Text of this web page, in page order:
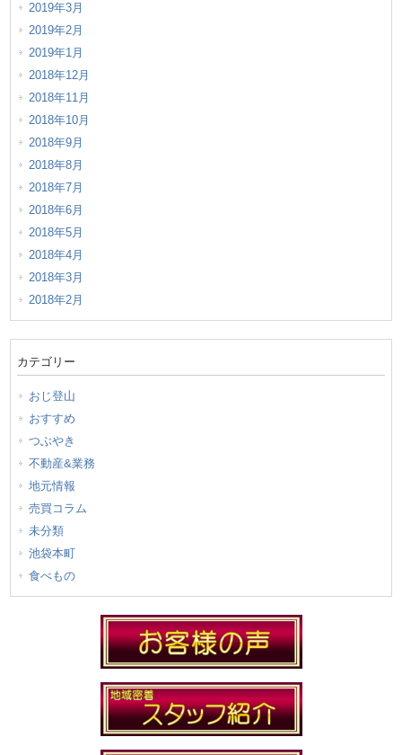
2019年3月
2019年2月
2019年1月
2018年12月
2018年11月
2018年10月
2018年9月
2018年8月
2018年7月
2018年6月
2018年5月
2018年4月
2018年3月
2018年2月
カテゴリー
おじ登山
おすすめ
つぶやき
不動産&業務
地元情報
売買コラム
未分類
池袋本町
食べもの